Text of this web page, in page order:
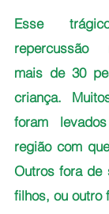
Esse
repercussão
mais de 30
criança.
foram
região com
Outros fora de
filhos, ou outro